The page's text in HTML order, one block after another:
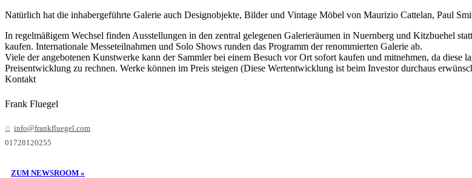
Natürlich hat die inhabergeführte Galerie auch Designobjekte, Bilder und Vintage Möbel von Maurizio Cattelan, Paul
In regelmäßigem Wechsel finden Ausstellungen in den zentral gelegenen Galerieräumen in Nuernberg und Kitzbuehel
kaufen. Internationale Messeteilnahmen und Solo Shows runden das Programm der renommierten Galerie ab.
Viele der angebotenen Kunstwerke kann der Sammler bei einem Besuch vor Ort sofort kaufen und mitnehmen, da
Preisentwicklung zu rechnen. Werke können im Preis steigen (Diese Wertentwicklung ist beim Investor durchaus
Kontakt
Frank Fluegel
info@frankfluegel.com
01728120255
ZUM NEWSROOM »